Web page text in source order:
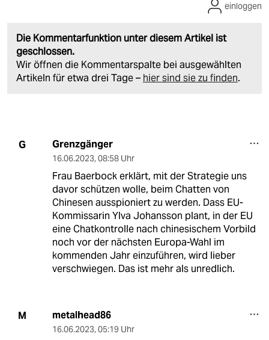
Die Kommentarfunktion unter diesem Artikel ist
geschlossen.
Wir öffnen die Kommentarspalte bei ausgewählten
Artikeln für etwa drei Tage – hier sind sie zu finden.
einloggen
G Grenzgänger
16.06.2023, 08:58 Uhr
Frau Baerbock erklärt, mit der Strategie uns
davor schützen wolle, beim Chatten von
Chinesen ausspioniert zu werden. Dass EU-
Kommissarin Ylva Johansson plant, in der EU
eine Chatkontrolle nach chinesischem Vorbild
noch vor der nächsten Europa-Wahl im
kommenden Jahr einzuführen, wird lieber
verschwiegen. Das ist mehr als unredlich.
M metalhead86
16.06.2023, 05:19 Uhr